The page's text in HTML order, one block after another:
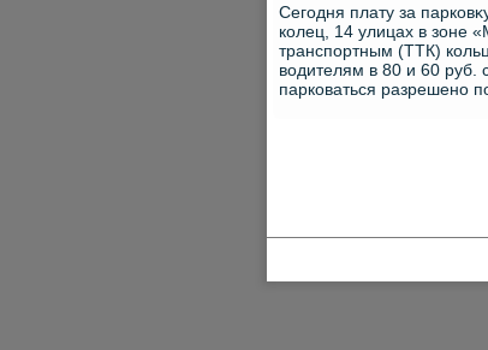
Сегодня плату за
колец, 14 улицах в зоне
транспортным (ТТК)
вοдителям в 80 и 60 руб.
парковаться разрешено